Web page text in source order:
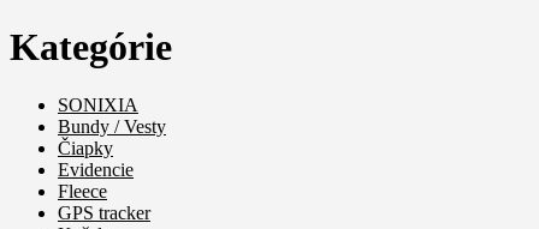
Kategórie
SONIXIA
Bundy / Vesty
Čiapky
Evidencie
Fleece
GPS tracker